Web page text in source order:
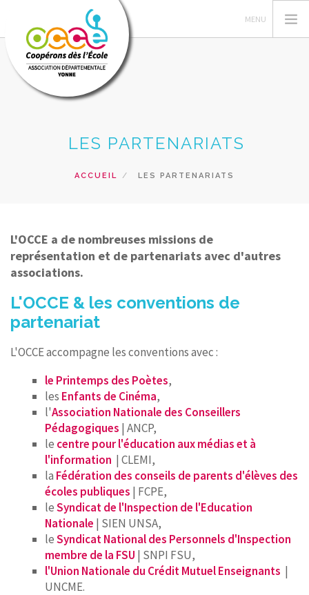
RESSOURCES
PRÊTS, SERVICES ET VENTES
RECHERCHER
LES PARTENARIATS
ACCUEIL LES PARTENARIATS
L'OCCE a de nombreuses missions de
représentation et de partenariats avec d'autres
associations.
L'OCCE & les conventions de
partenariat
L'OCCE accompagne les conventions avec :
le Printemps des Poètes,
les Enfants de Cinéma,
l'Association Nationale des Conseillers
Pédagogiques | ANCP,
le centre pour l'éducation aux médias et à
l'information | CLEMI,
la Fédération des conseils de parents d'élèves des
écoles publiques | FCPE,
leSyndicat de l'Inspection de l'Education
Nationale | SIEN UNSA,
leSyndicat National des Personnels d'Inspection
membre de la FSU | SNPI FSU,
l'Union Nationale du Crédit Mutuel Enseignants |
UNCME.